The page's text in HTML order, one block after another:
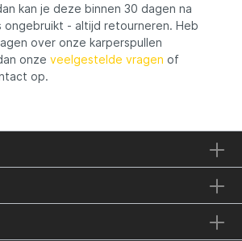
kan je deze binnen 30 dagen na
ongebruikt - altijd retourneren. Heb
over onze karperspullen
onze veelgestelde vragen of
op.